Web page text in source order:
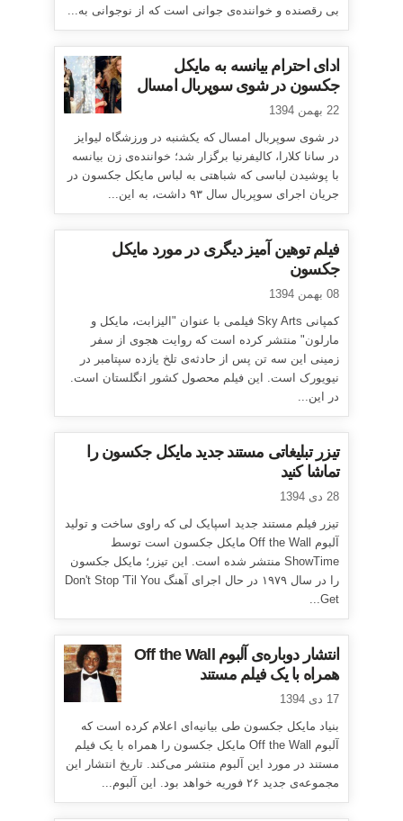
بی رقصنده و خواننده‌ی جوانی است که از نوجوانی به...
ادای احترام بیانسه به مایکل
جکسون در شوی سوپربال امسال
22 بهمن 1394
در شوی سوپربال امسال که یکشنبه در ورزشگاه لیوایز
در سانا کلارا، کالیفرنیا برگزار شد؛ خواننده‌ی زن بیانسه
با پوشیدن لباسی که شباهتی به لباس مایکل جکسون در
جریان اجرای سوپربال سال ۹۳ داشت، به این...
فیلم توهین آمیز دیگری در مورد مایکل
جکسون
08 بهمن 1394
کمپانی Sky Arts فیلمی با عنوان "الیزابت، مایکل و
مارلون" منتشر کرده است که روایت هجوی از سفر
زمینی این سه تن پس از حادثه‌ی تلخ یازده سپتامبر در
نیویورک است. این فیلم محصول کشور انگلستان است.
در این...
تیزر تبلیغاتی مستند جدید مایکل جکسون را
تماشا کنید
28 دی 1394
تیزر فیلم مستند جدید اسپایک لی که راوی ساخت و تولید
آلبوم Off the Wall مایکل جکسون است توسط
ShowTime منتشر شده است. این تیزر؛ مایکل جکسون
را در سال ۱۹۷۹ در حال اجرای آهنگ Don't Stop 'Til You
Get...
انتشار دوباره‌ی آلبوم Off the Wall
همراه با یک فیلم مستند
17 دی 1394
بنیاد مایکل جکسون طی بیانیه‌ای اعلام کرده است که
آلبوم Off the Wall مایکل جکسون را همراه با یک فیلم
مستند در مورد این آلبوم منتشر می‌کند. تاریخ انتشار این
مجموعه‌ی جدید ۲۶ فوریه خواهد بود. این آلبوم...